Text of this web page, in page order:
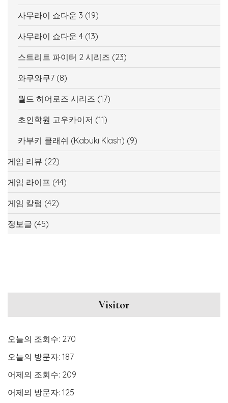
사무라이 쇼다운 3 (19)
사무라이 쇼다운 4 (13)
스트리트 파이터 2 시리즈 (23)
와쿠와쿠7 (8)
월드 히어로즈 시리즈 (17)
초인학원 고우카이저 (11)
카부키 클래쉬 (Kabuki Klash) (9)
게임 리뷰 (22)
게임 라이프 (44)
게임 칼럼 (42)
정보글 (45)
Visitor
오늘의 조회수: 270
오늘의 방문자: 187
어제의 조회수: 209
어제의 방문자: 125